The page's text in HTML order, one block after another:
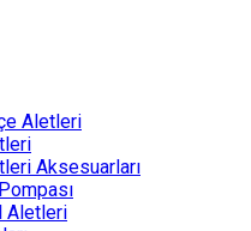
Aletleri
Aksesuarları
Aletleri